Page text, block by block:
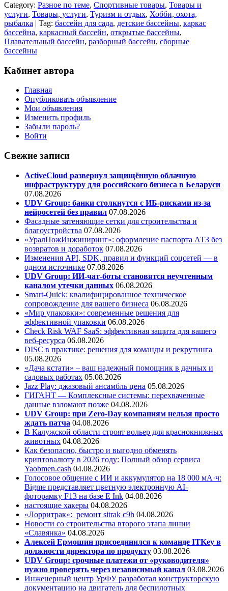
Category: Разное по теме, Спортивные товары, Товары и
услуги, Товары, услуги, Туризм и отдых, Хобби, охота,
рыбалка | Tag: бассейн для сада, детские бассейны, каркас
бассейна, каркасный бассейн, открытые бассейны,
Плавательный бассейн, разборный бассейн, сборные
бассейны
Кабинет автора
Главная
Опубликовать объявление
Мои объявления
Изменить профиль
Забыли пароль?
Войти
Свежие записи
ActiveCloud развернул защищённую облачную
инфраструктуру для российского бизнеса в Беларуси
07.08.2026
UDV Group: банки столкнутся с ИБ-рисками из-за
нейросетей без правил 07.08.2026
Фасадные затеняющие сетки для строительства и
благоустройства 07.08.2026
«УралПожИнжиниринг»: оформление паспорта АТЗ без
возвратов и доработок 07.08.2026
Изменения API, SDK, правил и функций соцсетей — в
одном источнике 07.08.2026
UDV Group: ИИ-чат-боты становятся неучтенным
каналом утечки данных 06.08.2026
Smart-Quick: квалифицированное техническое
сопровождение для вашего бизнеса 06.08.2026
«Мир упаковки»: современные решения для
эффективной упаковки 06.08.2026
Check Risk WAF SaaS: эффективная защита для вашего
веб-ресурса 06.08.2026
DISC в практике: решения для команды и рекрутинга
05.08.2026
«Дача кстати» – ваш надежный помощник в дачных и
садовых работах 05.08.2026
Jazz Play: джазовый ансамбль цена 05.08.2026
ГИГАНТ — Комплексные системы: перехваченные
данные взломают позже 04.08.2026
UDV Group: при Zero-Day компаниям нельзя просто
ждать патча 04.08.2026
В Калужской области строят вольер для краснокнижных
животных 04.08.2026
Как безопасно, быстро и выгодно обменять
криптовалюту в 2026 году: Полный обзор сервиса
Yaobmen.cash 04.08.2026
Голосовое общение с ИИ и аккумулятор на 18 000 мА·ч:
Bigme представляет цветную электронную AI-
фоторамку F13 на базе E Ink 04.08.2026
настоящие хакеры 04.08.2026
«Лорритрак»: ремонт sitrak c9h 04.08.2026
Новости со строительства второго этапа линии
«Славянка» 04.08.2026
Алексей Ермошин присоединился к команде ITKey в
должности директора по продукту 03.08.2026
UDV Group: срочные платежи от «руководителя»
нужно проверять через независимый канал 03.08.2026
Инженерный центр УрФУ разработал конструкторскую
документацию на двигатель для беспилотных